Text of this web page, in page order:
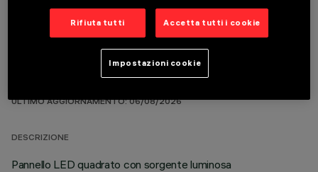
DATI TECNICI
ULTIMO AGGIORNAMENTO: 06/08/2026
DESCRIZIONE
Pannello LED quadrato con sorgente luminosa
Rifiuta tutti Accetta tutti i cookie
Impostazioni cookie